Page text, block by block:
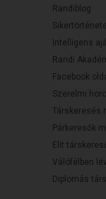
Randiblog
Intelligens
Randi
Facebook
Szerelmi
Társkeresés
Párkeresők
Elit
Válófélben
Diplomás